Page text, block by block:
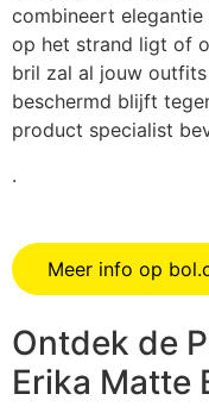
combineert
op het strand ligt of
bril zal al jouw
beschermd blijft
product specialist
.
Meer info op
Ontdek de
Erika Matte